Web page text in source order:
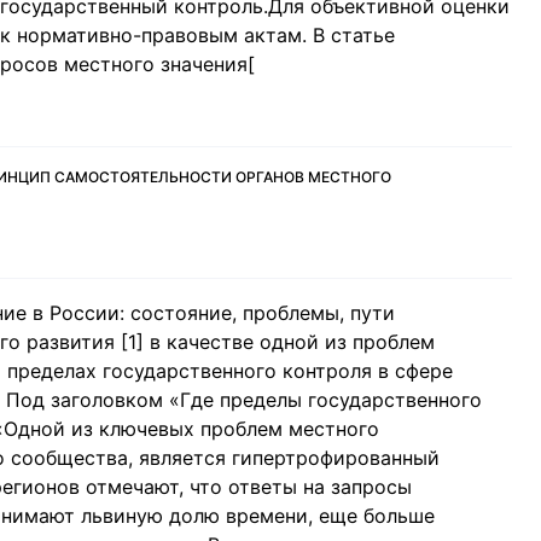
контроль.Для объективной оценки
нормативно-правовым актам. В статье
местного значения[
САМОСТОЯТЕЛЬНОСТИ ОРГАНОВ МЕСТНОГО
в России: состояние, проблемы, пути
развития [1] в качестве одной из проблем
государственного контроля в сфере
заголовком «Где пределы государственного
из ключевых проблем местного
является гипертрофированный
отмечают, что ответы на запросы
львиную долю времени, еще больше